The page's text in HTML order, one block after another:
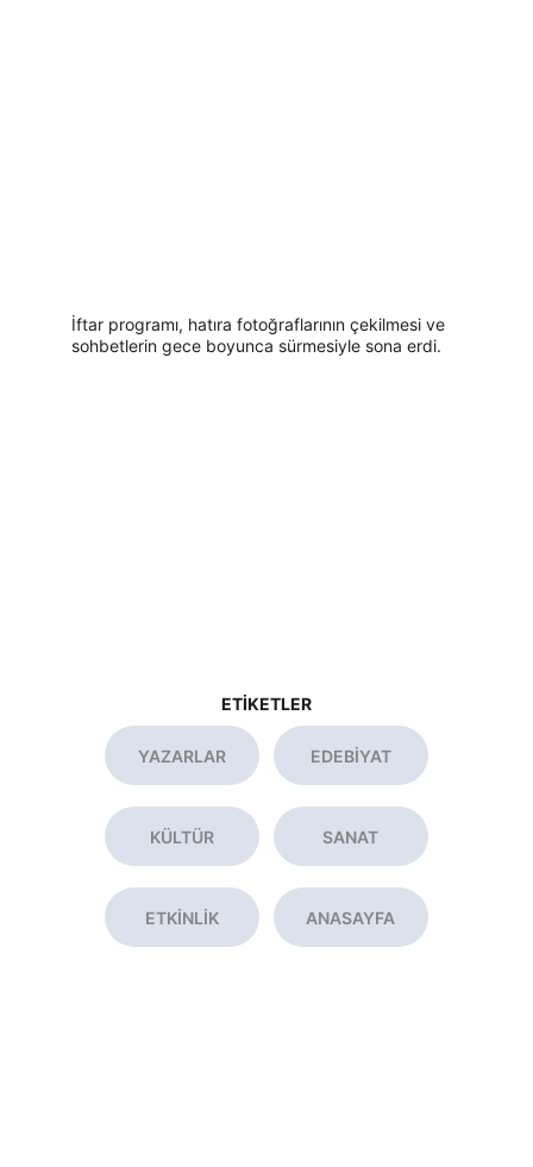
İftar programı, hatıra fotoğraflarının çekilmesi ve
sohbetlerin gece boyunca sürmesiyle sona erdi.
ETİKETLER
YAZARLAR EDEBİYAT
KÜLTÜR SANAT
ANASAYFA
ETKİNLİK